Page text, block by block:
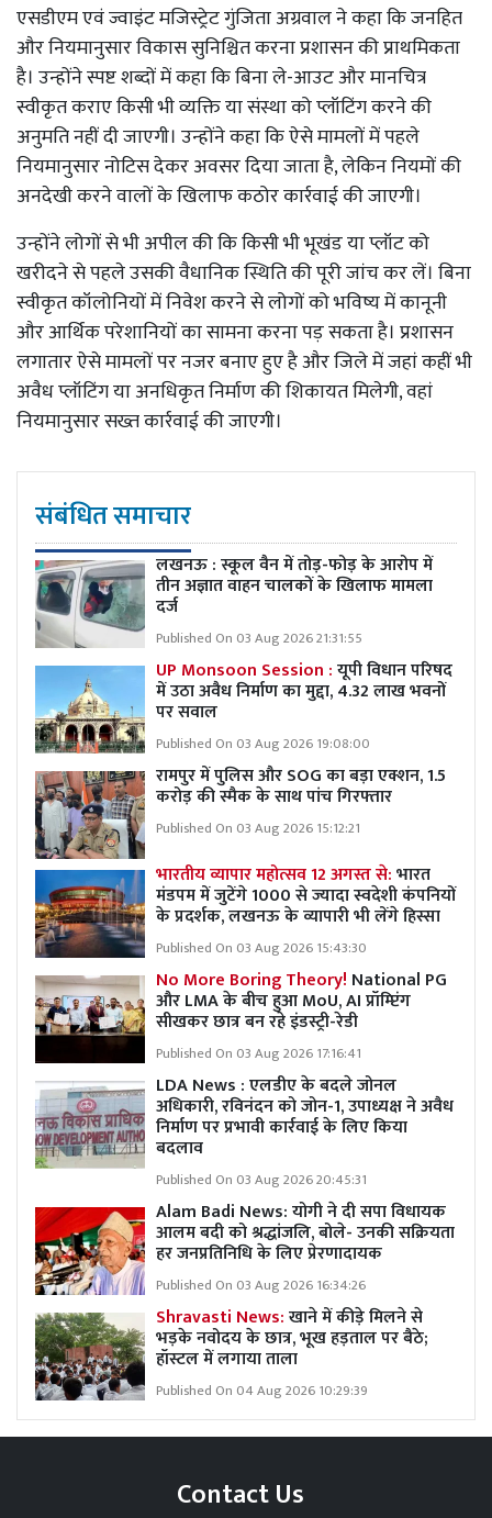
एसडीएम एवं ज्वाइंट मजिस्ट्रेट गुंजिता अग्रवाल ने कहा कि जनहित
और नियमानुसार विकास सुनिश्चित करना प्रशासन की प्राथमिकता
है। उन्होंने स्पष्ट शब्दों में कहा कि बिना ले-आउट और मानचित्र
स्वीकृत कराए किसी भी व्यक्ति या संस्था को प्लॉटिंग करने की
अनुमति नहीं दी जाएगी। उन्होंने कहा कि ऐसे मामलों में पहले
नियमानुसार नोटिस देकर अवसर दिया जाता है, लेकिन नियमों की
अनदेखी करने वालों के खिलाफ कठोर कार्रवाई की जाएगी।
उन्होंने लोगों से भी अपील की कि किसी भी भूखंड या प्लॉट को
खरीदने से पहले उसकी वैधानिक स्थिति की पूरी जांच कर लें। बिना
स्वीकृत कॉलोनियों में निवेश करने से लोगों को भविष्य में कानूनी
और आर्थिक परेशानियों का सामना करना पड़ सकता है। प्रशासन
लगातार ऐसे मामलों पर नजर बनाए हुए है और जिले में जहां कहीं भी
अवैध प्लॉटिंग या अनधिकृत निर्माण की शिकायत मिलेगी, वहां
नियमानुसार सख्त कार्रवाई की जाएगी।
संबंधित समाचार
लखनऊ : स्कूल वैन में तोड़-फोड़ के आरोप में
तीन अज्ञात वाहन चालकों के खिलाफ मामला
दर्ज
Published On 03 Aug 2026 21:31:55
UP Monsoon Session :यूपी विधान परिषद
में उठा अवैध निर्माण का मुद्दा, 4.32 लाख भवनों
पर सवाल
Published On 03 Aug 2026 19:08:00
रामपुर में पुलिस और SOG का बड़ा एक्शन, 1.5
करोड़ की स्मैक के साथ पांच गिरफ्तार
Published On 03 Aug 2026 15:12:21
भारतीय व्यापार महोत्सव 12 अगस्त से:भारत
मंडपम में जुटेंगे 1000 से ज्यादा स्वदेशी कंपनियों
के प्रदर्शक, लखनऊ के व्यापारी भी लेंगे हिस्सा
Published On 03 Aug 2026 15:43:30
No More Boring Theory! National PG
और LMA के बीच हुआ MoU, AI प्रॉम्प्टिंग
सीखकर छात्र बन रहे इंडस्ट्री-रेडी
Published On 03 Aug 2026 17:16:41
LDA News : एलडीए के बदले जोनल
अधिकारी, रविनंदन को जोन-1, उपाध्यक्ष ने अवैध
निर्माण पर प्रभावी कार्रवाई के लिए किया
बदलाव
Published On 03 Aug 2026 20:45:31
Alam Badi News: योगी ने दी सपा विधायक
आलम बदी को श्रद्धांजलि, बोले- उनकी सक्रियता
हर जनप्रतिनिधि के लिए प्रेरणादायक
Published On 03 Aug 2026 16:34:26
Shravasti News:खाने में कीड़े मिलने से
भड़के नवोदय के छात्र, भूख हड़ताल पर बैठे;
हॉस्टल में लगाया ताला
Published On 04 Aug 2026 10:29:39
Contact Us